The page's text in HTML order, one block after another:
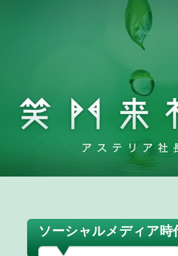
ソーシャルメディア時